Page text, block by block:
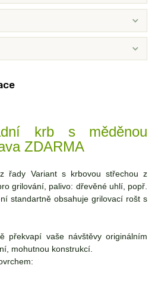
krb s měděnou
ZDARMA
řady Variant s krbovou střechou z
grilování, palivo: dřevěné uhlí, popř.
standartně obsahuje grilovací rošt s
překvapí vaše návštěvy originálním
mohutnou konstrukcí.